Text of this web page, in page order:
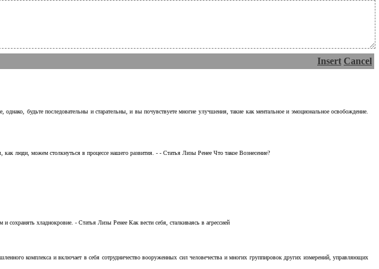
Insert Cancel
будьте последовательны и старательны, и вы почувствуете многие улучшения, такие как ментальное и эмоциональное освобождение.
люди, можем столкнуться в процессе нашего развития. - - Статья Лизы Ренее Что такое Вознесение?
сохранять хладнокровие. - Статья Лизы Ренее Как вести себя, сталкиваясь в агрессией
комплекса и включает в себя сотрудничество вооруженных сил человечества и многих группировок других измерений, управляющих